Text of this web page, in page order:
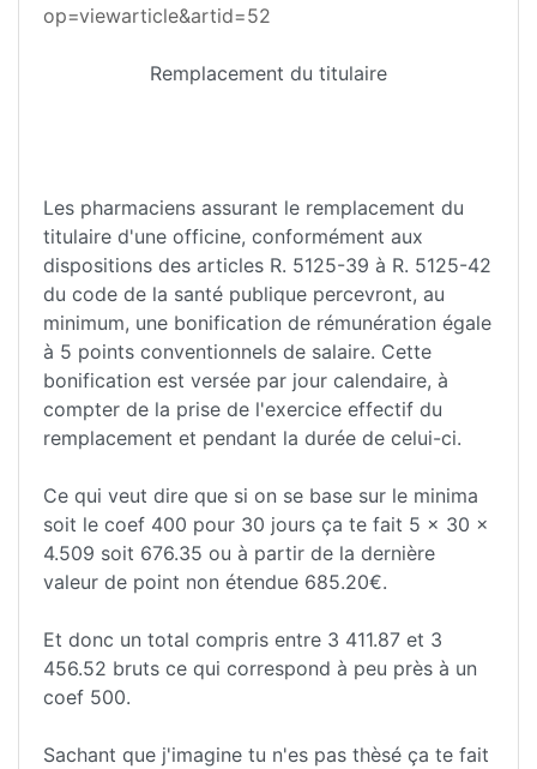
op=viewarticle&artid=52
Remplacement du titulaire
Les pharmaciens assurant le remplacement du
titulaire d'une officine, conformément aux
dispositions des articles R. 5125-39 à R. 5125-42
du code de la santé publique percevront, au
minimum, une bonification de rémunération égale
à 5 points conventionnels de salaire. Cette
bonification est versée par jour calendaire, à
compter de la prise de l'exercice effectif du
remplacement et pendant la durée de celui-ci.
Ce qui veut dire que si on se base sur le minima
soit le coef 400 pour 30 jours ça te fait 5 x 30 x
4.509 soit 676.35 ou à partir de la dernière
valeur de point non étendue 685.20€.
Et donc un total compris entre 3 411.87 et 3
456.52 bruts ce qui correspond à peu près à un
coef 500.
Sachant que j'imagine tu n'es pas thèsé ça te fait